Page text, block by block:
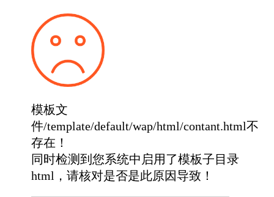
模板文
件/template/default/wap/html/contant.html不
存在！
同时检测到您系统中启用了模板子目录
html，请核对是否是此原因导致！